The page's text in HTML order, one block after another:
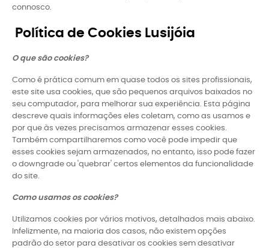
connosco.
Política de Cookies Lusijóia
O que são cookies?
Como é prática comum em quase todos os sites profissionais,
este site usa cookies, que são pequenos arquivos baixados no
seu computador, para melhorar sua experiência. Esta página
descreve quais informações eles coletam, como as usamos e
por que às vezes precisamos armazenar esses cookies.
Também compartilharemos como você pode impedir que
esses cookies sejam armazenados, no entanto, isso pode fazer
o downgrade ou 'quebrar' certos elementos da funcionalidade
do site.
Como usamos os cookies?
Utilizamos cookies por vários motivos, detalhados mais abaixo.
Infelizmente, na maioria dos casos, não existem opções
padrão do setor para desativar os cookies sem desativar